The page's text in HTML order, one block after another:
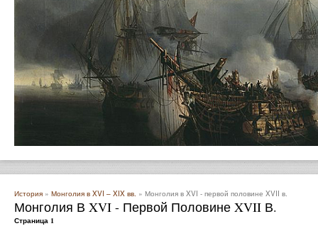
История » Монголия в XVI – XIX вв. » Монголия в XVI - первой половине XVII в.
Монголия В XVI - Первой Половине XVII В.
Страница 1